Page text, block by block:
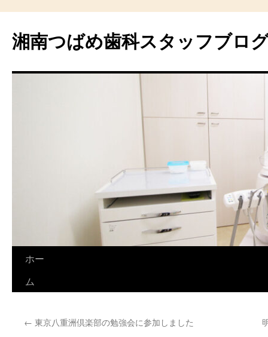
湘南つばめ歯科スタッフブロ
ン
ホー
ム
← 東京八重洲倶楽部の勉強会に参加しました